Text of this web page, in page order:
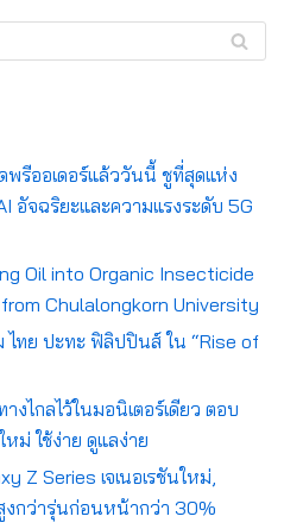
พรีออเดอร์แล้ววันนี้ ชูที่สุดแห่ง
อัจฉริยะและความแรงระดับ 5G
Oil into Organic Insecticide
Chulalongkorn University
ไทย ปะทะ ฟิลิปปินส์ ใน “Rise of
งไกลไว้ในมอนิเตอร์เดียว ตอบ
ม่ ใช้ง่าย ดูแลง่าย
Z Series เจเนอเรชันใหม่,
กว่ารุ่นก่อนหน้ากว่า 30%